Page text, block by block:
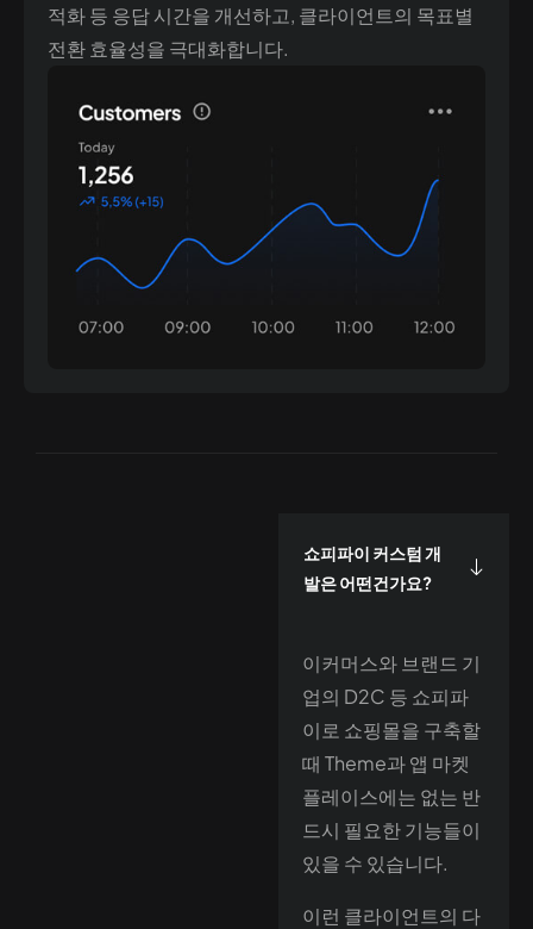
적화 등 응답 시간을 개선하고, 클라이언트의 목표별
전환 효율성을 극대화합니다.
쇼피파이 커스텀 개
발은 어떤건가요?
이커머스와 브랜드 기
업의 D2C 등 쇼피파
이로 쇼핑몰을 구축할
때 Theme과 앱 마켓
플레이스에는 없는 반
드시 필요한 기능들이
있을 수 있습니다.
이런 클라이언트의 다